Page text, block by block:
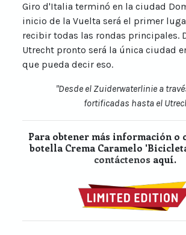
Giro d'Italia terminó en la ciudad
inicio de la Vuelta será el primer
recibir todas las rondas principales.
Utrecht pronto será la única ciudad
que pueda decir eso.
"Desde el Zuiderwaterlinie a
fortificadas hasta el
Para obtener más información o
botella Crema Caramelo
contáctenosaquí.